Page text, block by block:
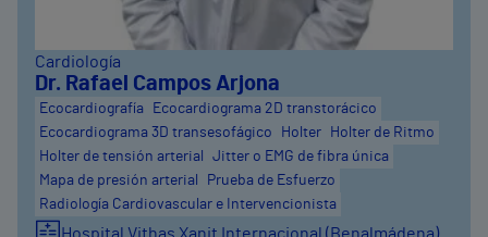
Cardiología
Dr. Rafael Campos Arjona
Ecocardiografía
Ecocardiograma 2D transtorácico
Ecocardiograma 3D transesofágico
Holter
Holter de Ritmo
Holter de tensión arterial
Jitter o EMG de fibra única
Mapa de presión arterial
Prueba de Esfuerzo
Radiología Cardiovascular e Intervencionista